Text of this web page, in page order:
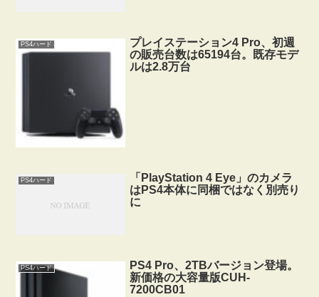
PS4ハード
プレイステーション4 Pro、初週
の販売台数は65194台。既存モデ
ルは2.8万台
PS4ハード
「PlayStation 4 Eye」のカメラ
はPS4本体に同梱ではなく別売り
に
PS4ハード
PS4 Pro、2TBバージョン登場。
新価格の大容量版CUH-
7200CB01